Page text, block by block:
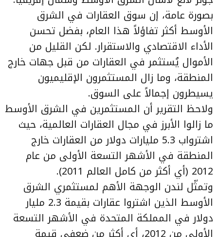
بصورة عامة، إن سوق العقارات في الشرق
الأوسط أكثر تفاؤلاً هذا العام، بفضل تحسن
الأداء الاقتصادي والاستقرار. لكن القليل من
الأموال يُستثمر في العقارات من قبل جهات خارج
المنطقة، وما زال المستثمرون الإقليميون
يسيطرون إجمالاً على السوق.
ولاحظ التقرير أن المستثمرين في الشرق الأوسط
ما زالوا الأبرز في مجال العقارات العالمية، حيث
اشترواب 5.3 مليارات دولار من العقارات خارج
المنطقة في الأشهر التسعة الأولى من عام
2012 (أي أكثر من كامل العالم 2011).
وتمثّل لندن الوجهة الأهم لمستثمري الشرق
الأوسط الذين اشتروا عقارات بقيمة 2.3 مليار
دولار في المملكة المتحدة في الأشهر التسعة